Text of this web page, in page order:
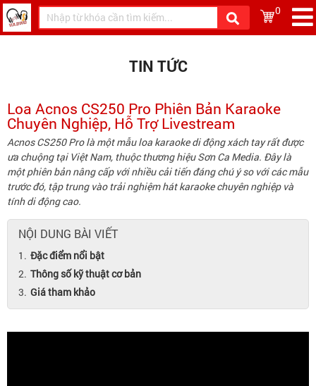
0
TIN TỨC
Loa Acnos CS250 Pro Phiên Bản Karaoke
Chuyên Nghiệp, Hỗ Trợ Livestream
Acnos CS250 Pro là một mẫu loa karaoke di động xách tay rất được
ưa chuộng tại Việt Nam, thuộc thương hiệu Sơn Ca Media. Đây là
một phiên bản nâng cấp với nhiều cải tiến đáng chú ý so với các mẫu
trước đó, tập trung vào trải nghiệm hát karaoke chuyên nghiệp và
tính di động cao.
NỘI DUNG BÀI VIẾT
Đặc điểm nổi bật
Thông số kỹ thuật cơ bản
Giá tham khảo